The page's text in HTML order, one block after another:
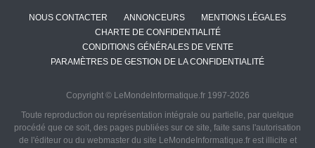
NOUS CONTACTER ANNONCEURS
MENTIONS LÉGALES
CHARTE DE CONFIDENTIALITÉ
CONDITIONS GÉNÉRALES DE VENTE
PARAMÈTRES DE GESTION DE LA CONFIDENTIALITÉ
Copyright © LeMondeInformatique.fr 1997-2026
Toute reproduction ou représentation intégrale ou partielle, par quelque
procédé que ce soit, des pages publiées sur ce site, faite sans l'autorisation
de l'éditeur ou du webmaster du site LeMondeInformatique.fr est illicite et